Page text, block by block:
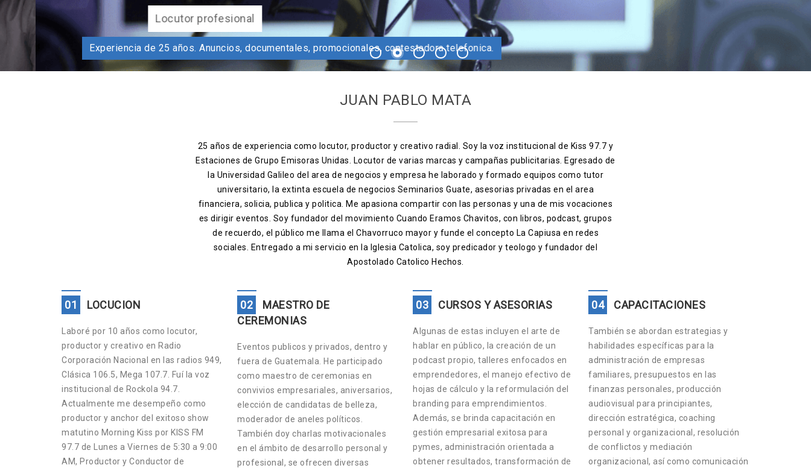
Locutor profesional
Experiencia de 25 años. Anuncios, documentales, promocionales, contestadora telefonica.
JUAN PABLO MATA
25 años de experiencia como locutor, productor y creativo radial. Soy la voz institucional de Kiss 97.7 y
Estaciones de Grupo Emisoras Unidas. Locutor de varias marcas y campañas publicitarias. Egresado de
la Universidad Galileo del area de negocios y empresa he laborado y formado equipos como tutor
universitario, la extinta escuela de negocios Seminarios Guate, asesorias privadas en el area
financiera, solicia, publica y politica. Me apasiona compartir con las personas y una de mis vocaciones
es dirigir eventos. Soy fundador del movimiento Cuando Eramos Chavitos, con libros, podcast, grupos
de recuerdo, el público me llama el Chavorruco mayor y funde el concepto La Capiusa en redes
sociales. Entregado a mi servicio en la Iglesia Catolica, soy predicador y teologo y fundador del
Apostolado Catolico Hechos.
01 LOCUCION
Laboré por 10 años como locutor,
productor y creativo en Radio
Corporación Nacional en las radios 949,
Clásica 106.5, Mega 107.7. Fuí la voz
institucional de Rockola 94.7.
Actualmente me desempeño como
productor y anchor del exitoso show
matutino Morning Kiss por KISS FM
97.7 de Lunes a Viernes de 5:30 a 9:00
AM, Productor y Conductor de
02
MAESTRO DE
CEREMONIAS
Eventos publicos y privados, dentro y
fuera de Guatemala. He participado
como maestro de ceremonias en
convivios empresariales, aniversarios,
elección de candidatas de belleza,
moderador de aneles políticos.
También doy charlas motivacionales
en el ámbito de desarrollo personal y
profesional, se ofrecen diversas
03 CURSOS Y ASESORIAS
Algunas de estas incluyen el arte de
hablar en público, la creación de un
podcast propio, talleres enfocados en
emprendedores, el manejo efectivo de
hojas de cálculo y la reformulación del
branding para emprendimientos.
Además, se brinda capacitación en
gestión empresarial exitosa para
pymes, administración orientada a
obtener resultados, transformación de
04 CAPACITACIONES
También se abordan estrategias y
habilidades específicas para la
administración de empresas
familiares, presupuestos en las
finanzas personales, producción
audiovisual para principiantes,
dirección estratégica, coaching
personal y organizacional, resolución
de conflictos y mediación
organizacional, así como comunicación